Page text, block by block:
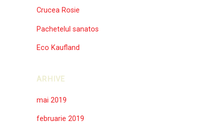
Crucea Rosie
Pachetelul sanatos
Eco Kaufland
ARHIVE
mai 2019
februarie 2019